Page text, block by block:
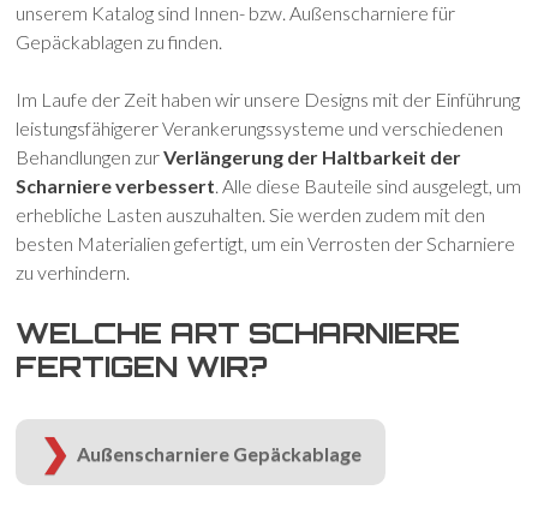
unserem Katalog sind Innen- bzw. Außenscharniere für
Gepäckablagen zu finden.
Im Laufe der Zeit haben wir unsere Designs mit der Einführung
leistungsfähigerer Verankerungssysteme und verschiedenen
Behandlungen zurVerlängerung der Haltbarkeit der
Scharniere verbessert. Alle diese Bauteile sind ausgelegt, um
erhebliche Lasten auszuhalten. Sie werden zudem mit den
besten Materialien gefertigt, um ein Verrosten der Scharniere
zu verhindern.
WELCHE ART SCHARNIERE
FERTIGEN WIR?
Außenscharniere Gepäckablage